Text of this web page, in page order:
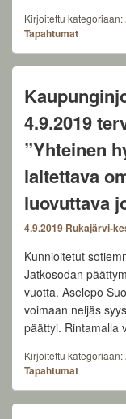
Kirjoitettu kategoriaan:
Tapahtumat
4.9.2019
”Yhteinen
laitettava
luovuttava
4.9.2019 Rukajärvi-
Kunnioitetut
Jatkosodan
vuotta. Aselepo
voimaan neljäs
päättyi. Rintamalla
Kirjoitettu kategoriaan:
Tapahtumat